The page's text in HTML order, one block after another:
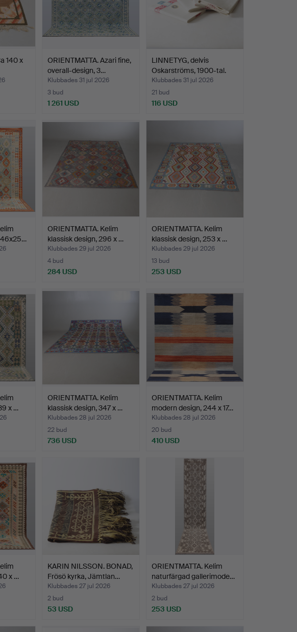
140 x
ORIENTMATTA. Azari fine,
overall-design, 3…
Klubbades 31 jul 2026
3 bud
1 261 USD
LINNETYG, delvis
Oskarströms, 1900-tal.
Klubbades 31 jul 2026
21 bud
116 USD
ORIENTMATTA. Kelim
klassisk design, 296 x …
Klubbades 29 jul 2026
4 bud
284 USD
ORIENTMATTA. Kelim
klassisk design, 253 x …
Klubbades 29 jul 2026
13 bud
253 USD
x …
ORIENTMATTA. Kelim
klassisk design, 347 x …
Klubbades 28 jul 2026
22 bud
736 USD
ORIENTMATTA. Kelim
modern design, 244 x 17…
Klubbades 28 jul 2026
20 bud
410 USD
x …
KARIN NILSSON. BONAD,
Frösö kyrka, Jämtlan…
Klubbades 27 jul 2026
2 bud
53 USD
ORIENTMATTA. Kelim
naturfärgad gallerimode…
Klubbades 27 jul 2026
2 bud
253 USD